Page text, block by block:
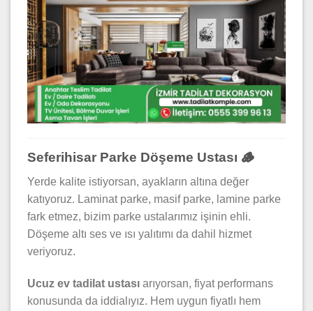
Seferihisar Parke Döşeme Ustası 🪵
Yerde kalite istiyorsan, ayakların altına değer
katıyoruz. Laminat parke, masif parke, lamine parke
fark etmez, bizim parke ustalarımız işinin ehli.
Döşeme altı ses ve ısı yalıtımı da dahil hizmet
veriyoruz.
Ucuz ev tadilat ustası arıyorsan, fiyat performans
konusunda da iddialıyız. Hem uygun fiyatlı hem